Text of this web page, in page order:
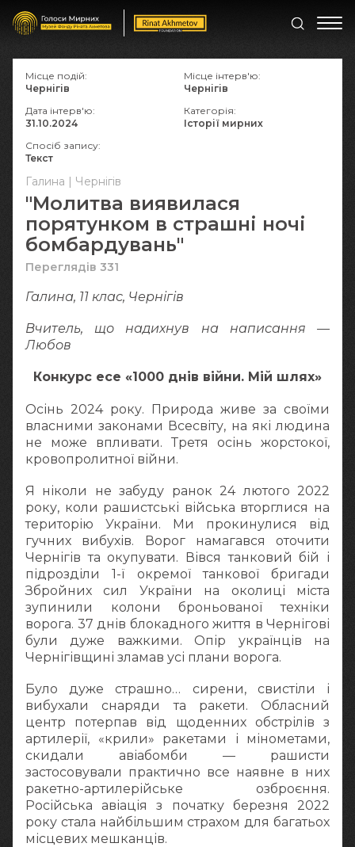
Галина | Чернігів
"Молитва виявилася
порятунком в страшні ночі
бомбардувань"
Переглядів 331
Галина, 11 клас, Чернігів
Вчитель, що надихнув на написання —
Любов
Конкурс есе «1000 днів війни. Мій шлях»
Осінь 2024 року. Природа живе за своїми
власними законами Всесвіту, на які людина
не може впливати. Третя осінь жорстокої,
кровопролитної війни.
Я ніколи не забуду ранок 24 лютого 2022
року, коли рашистські війська вторглися на
територію України. Ми прокинулися від
гучних вибухів. Ворог намагався оточити
Чернігів та окупувати. Вівся танковий бій і
підрозділи 1-ї окремої танкової бригади
Збройних сил України на околиці міста
зупинили колони броньованої техніки
ворога. 37 днів блокадного життя в Чернігові
були дуже важкими. Опір українців на
Чернігівщині зламав усі плани ворога.
Було дуже страшно… сирени, свистіли і
вибухали снаряди та ракети. Обласний
центр потерпав від щоденних обстрілів з
артилерії, «крили» ракетами і мінометами,
скидали авіабомби — рашисти
застосовували практично все наявне в них
ракетно-артилерійське озброєння.
Російська авіація з початку березня 2022
року стала найбільшим страхом для багатьох
місцевих мешканців.
Місце подій:
Чернігів
Місце інтерв'ю:
Чернігів
Дата інтерв'ю:
31.10.2024
Категорія:
Історії мирних
Спосіб запису:
Текст